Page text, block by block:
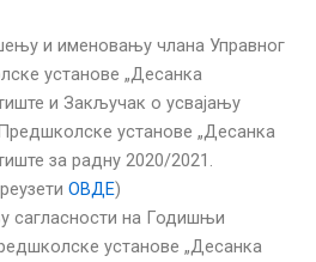
и именовању члана Управног
установе „Десанка
и Закључак о усвајању
установе „Десанка
за радну 2020/2021.
ОВДЕ)
на Годишњи
установе „Десанка